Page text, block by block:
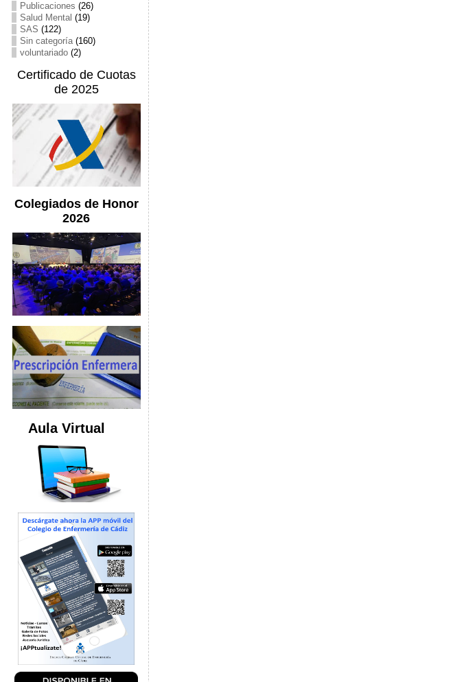
Publicaciones (26)
Salud Mental (19)
SAS (122)
Sin categoría(160)
voluntariado(2)
Certificado de Cuotas
de 2025
Colegiados de Honor
2026
Aula Virtual